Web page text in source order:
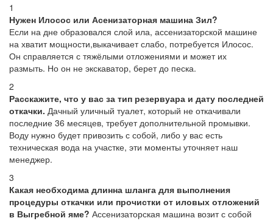
1
Нужен Илосос или Асенизаторная машина Зил?
Если на дне образовался слой ила, ассенизаторской машине
на хватит мощности,выкачивает слабо, потребуется Илосос.
Он справляется с тяжёлыми отложениями и может их
размыть. Но он не экскаватор, берет до песка.
2
Расскажите, что у вас за тип резервуара и дату последней
откачки. Дачный уличный туалет, который не откачивали
последние 36 месяцев, требует дополнительной промывки.
Воду нужно будет привозить с собой, либо у вас есть
техническая вода на участке, эти моменты уточняет наш
менеджер.
3
Какая необходима длинна шланга для выполнения
процедуры откачки или прочистки от иловых отложений
в Выгребной яме? Ассенизаторская машина возит с собой